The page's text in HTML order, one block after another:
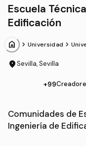
Escuela
Edificación
home chevron_forward Universidad chevron_forward
location_onSevilla, Sevilla
+99
Comunidades de
Ingeniería de